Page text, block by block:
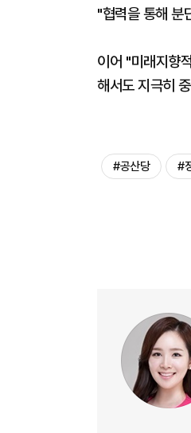
"협력을 통해 분
이어 "미래지향
해서도 지극히
#공산당 #